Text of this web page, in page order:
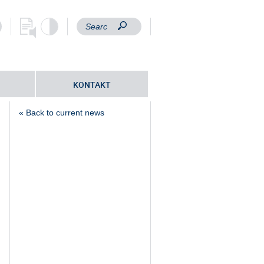
KONTAKT
« Back to current news